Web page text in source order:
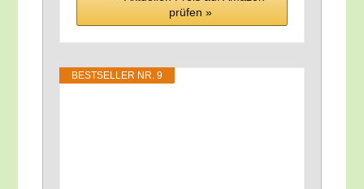
prü­fen »
BEST­SEL­LER NR. 9